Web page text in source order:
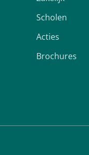
Scholen
Acties
Brochures